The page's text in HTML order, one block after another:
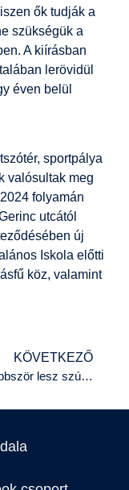
ők tudják a
szükségük a
A kiírásban
lerövidül
éven belül
sportpálya
valósultak meg
folyamán
utcától
új
Iskola előtti
köz, valamint
KÖVETKEZŐ
Idén is többször lesz szúnyoggyérítés a kerületben